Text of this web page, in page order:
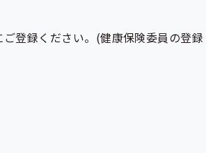
登録ください。(健康保険委員の登録